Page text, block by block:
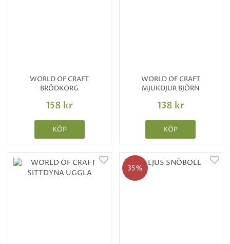
WORLD OF CRAFT
BRÖDKORG
158 kr
KÖP
WORLD OF CRAFT
MJUKDJUR BJÖRN
138 kr
KÖP
35%